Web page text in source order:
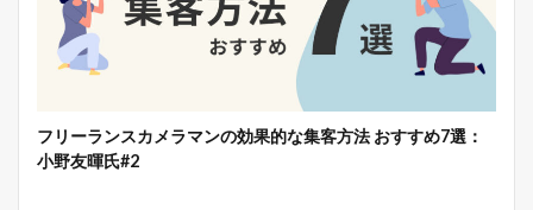
フリーランスカメラマンの効果的な集客方法 おすすめ7選：
小野友暉氏#2